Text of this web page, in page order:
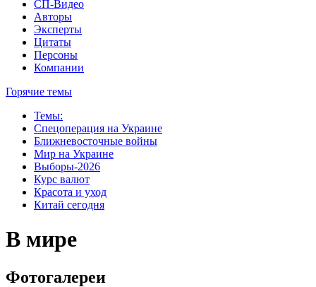
СП-Видео
Авторы
Эксперты
Цитаты
Персоны
Компании
Горячие темы
Темы:
Спецоперация на Украине
Ближневосточные войны
Мир на Украине
Выборы-2026
Курс валют
Красота и уход
Китай сегодня
В мире
Фотогалереи